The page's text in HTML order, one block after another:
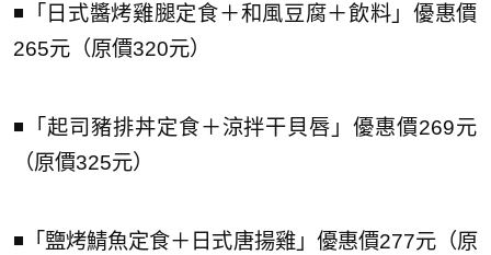
◾️「日式醬烤雞腿定食＋和風豆腐＋飲料」優惠價
265元（原價320元）
◾️「起司豬排丼定食＋涼拌干貝唇」優惠價269元
（原價325元）
◾️「鹽烤鯖魚定食＋日式唐揚雞」優惠價277元（原